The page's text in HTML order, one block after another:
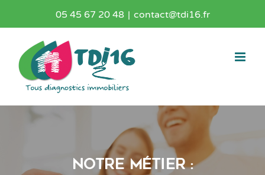
05 45 67 20 48 | contact@tdi16.fr
Notre métier :